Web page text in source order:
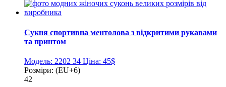
Сукня спортивна ментолова з відкритими рукавами
та принтом
Модель: 2202 34 Ціна: 45$
Розміри: (EU+6)
42